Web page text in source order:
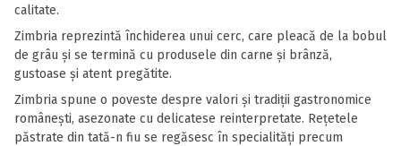
calitate.
Zimbria reprezintă închiderea unui cerc, care pleacă de la bobul
de grâu și se termină cu produsele din carne și brânză,
gustoase și atent pregătite.
Zimbria spune o poveste despre valori și tradiții gastronomice
românești, asezonate cu delicatese reinterpretate. Rețetele
păstrate din tată-n fiu se regăsesc în specialități precum